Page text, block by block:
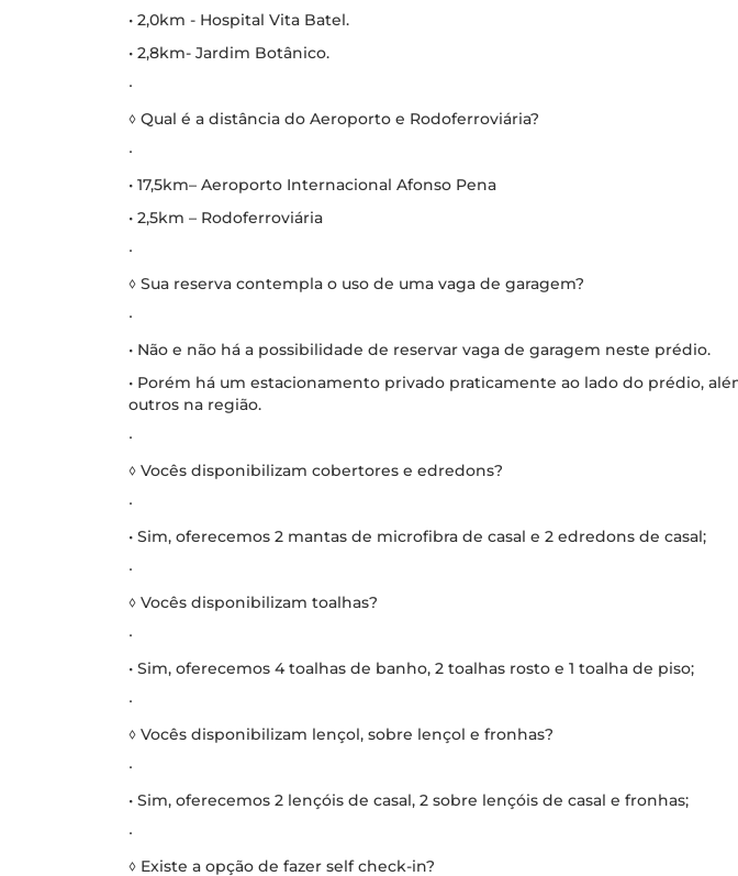
• 2,0km - Hospital Vita Batel.
• 2,8km- Jardim Botânico.
∙
◊ Qual é a distância do Aeroporto e Rodoferroviária?
∙
• 17,5km– Aeroporto Internacional Afonso Pena
• 2,5km – Rodoferroviária
∙
◊ Sua reserva contempla o uso de uma vaga de garagem?
∙
• Não e não há a possibilidade de reservar vaga de garagem neste prédio.
• Porém há um estacionamento privado praticamente ao lado do prédio,
outros na região.
∙
◊ Vocês disponibilizam cobertores e edredons?
∙
• Sim, oferecemos 2 mantas de microfibra de casal e 2 edredons de casal;
∙
◊ Vocês disponibilizam toalhas?
∙
• Sim, oferecemos 4 toalhas de banho, 2 toalhas rosto e 1 toalha de piso;
∙
◊ Vocês disponibilizam lençol, sobre lençol e fronhas?
∙
• Sim, oferecemos 2 lençóis de casal, 2 sobre lençóis de casal e fronhas;
∙
◊ Existe a opção de fazer self check-in?